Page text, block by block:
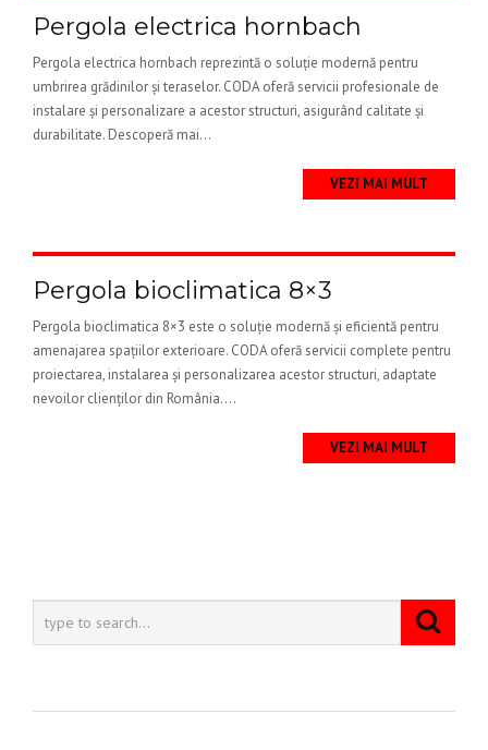
Pergola electrica hornbach
Pergola electrica hornbach reprezintă o soluție modernă pentru
umbrirea grădinilor și teraselor. CODA oferă servicii profesionale de
instalare și personalizare a acestor structuri, asigurând calitate și
durabilitate. Descoperă mai...
VEZI MAI MULT
Pergola bioclimatica 8×3
Pergola bioclimatica 8×3 este o soluție modernă și eficientă pentru
amenajarea spațiilor exterioare. CODA oferă servicii complete pentru
proiectarea, instalarea și personalizarea acestor structuri, adaptate
nevoilor clienților din România....
VEZI MAI MULT